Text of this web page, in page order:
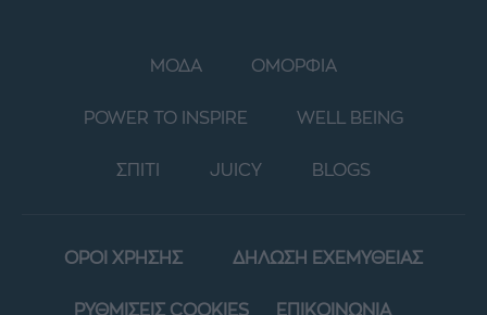
ΜΟΔΑ ΟΜΟΡΦΙΑ
POWER TO INSPIRE WELL BEING
ΣΠΙΤΙ JUICY BLOGS
ΟΡΟΙ ΧΡΗΣΗΣ ΔΗΛΩΣΗ ΕΧΕΜΥΘΕΙΑΣ
ΡΥΘΜΙΣΕΙΣ COOKIES ΕΠΙΚΟΙΝΩΝΙΑ